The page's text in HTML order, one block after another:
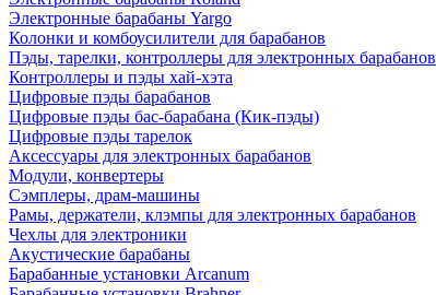
Электронные барабаны Yargo
Колонки и комбоусилители для барабанов
Пэды, тарелки, контроллеры для электронных барабанов
Контроллеры и пэды хай-хэта
Цифровые пэды барабанов
Цифровые пэды бас-барабана (Кик-пэды)
Цифровые пэды тарелок
Аксессуары для электронных барабанов
Модули, конвертеры
Сэмплеры, драм-машины
Рамы, держатели, клэмпы для электронных барабанов
Чехлы для электроники
Акустические барабаны
Барабанные установки Arcanum